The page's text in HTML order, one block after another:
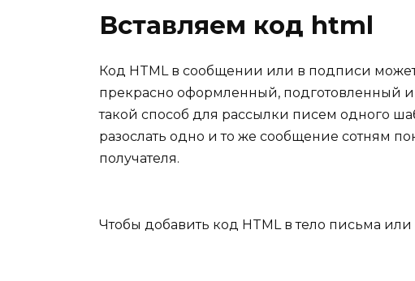
Вставляем код html
Код HTML в сообщении или в подписи
прекрасно оформленный, подготовленный
такой способ для рассылки писем одного
разослать одно и то же сообщение сотням
получателя.
Чтобы добавить код HTML в тело письма